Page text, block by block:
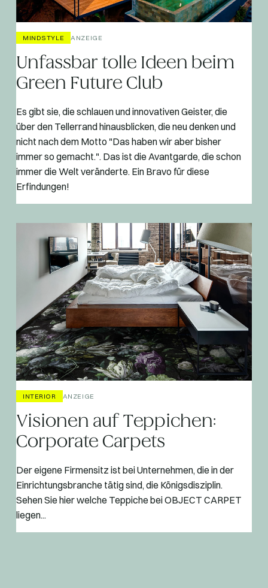
MINDSTYLE ANZEIGE
Unfassbar tolle Ideen beim
Green Future Club
Es gibt sie, die schlauen und innovativen Geister, die
über den Tellerrand hinausblicken, die neu denken und
nicht nach dem Motto "Das haben wir aber bisher
immer so gemacht.". Das ist die Avantgarde, die schon
immer die Welt veränderte. Ein Bravo für diese
Erfindungen!
INTERIOR ANZEIGE
Visionen auf Teppichen:
Corporate Carpets
Der eigene Firmensitz ist bei Unternehmen, die in der
Einrichtungsbranche tätig sind, die Königsdisziplin.
Sehen Sie hier welche Teppiche bei OBJECT CARPET
liegen...